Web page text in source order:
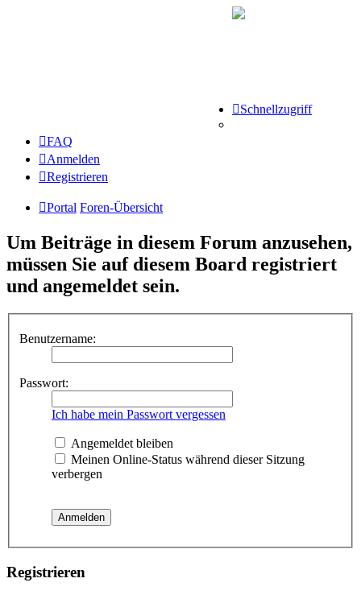
Schnellzugriff
FAQ
Anmelden
Registrieren
Portal Foren-Übersicht
Um Beiträge in diesem Forum anzusehen,
müssen Sie auf diesem Board registriert
und angemeldet sein.
Benutzername:
Passwort:
Ich habe mein Passwort vergessen
Angemeldet bleiben
Meinen Online-Status während dieser Sitzung
verbergen
Registrieren